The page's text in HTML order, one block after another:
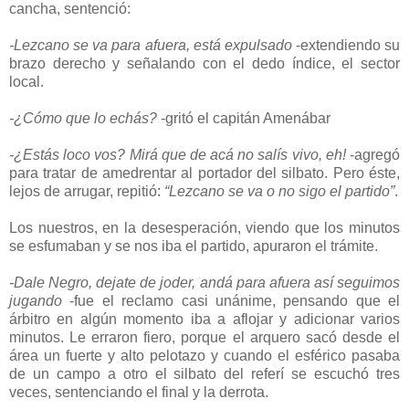
cancha, sentenció:
-Lezcano se va para afuera, está expulsado-extendiendo su
brazo derecho y señalando con el dedo índice, el sector
local.
-¿Cómo que lo echás? -gritó el capitán Amenábar
-¿Estás loco vos? Mirá que de acá no salís vivo, eh!-agregó
para tratar de amedrentar al portador del silbato. Pero éste,
lejos de arrugar, repitió: “Lezcano se va o no sigo el partido”.
Los nuestros, en la desesperación, viendo que los minutos
se esfumaban y se nos iba el partido, apuraron el trámite.
-Dale Negro, dejate de joder, andá para afuera así seguimos
jugando -fue el reclamo casi unánime, pensando que el
árbitro en algún momento iba a aflojar y adicionar varios
minutos. Le erraron fiero, porque el arquero sacó desde el
área un fuerte y alto pelotazo y cuando el esférico pasaba
de un campo a otro el silbato del referí se escuchó tres
veces, sentenciando el final y la derrota.